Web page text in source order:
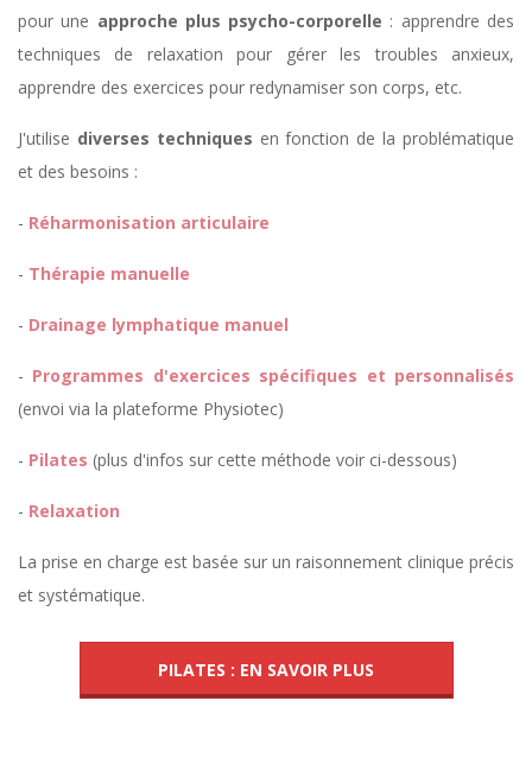
pour une approche plus psycho-corporelle : apprendre des
techniques de relaxation pour gérer les troubles anxieux,
apprendre des exercices pour redynamiser son corps, etc.
J'utilise diverses techniques en fonction de la problématique
et des besoins :
- Réharmonisation articulaire
- Thérapie manuelle
- Drainage lymphatique manuel
- Programmes d'exercices spécifiques et personnalisés
(envoi via la plateforme Physiotec)
- Pilates (plus d'infos sur cette méthode voir ci-dessous)
- Relaxation
La prise en charge est basée sur un raisonnement clinique précis
et systématique.
PILATES : EN SAVOIR PLUS